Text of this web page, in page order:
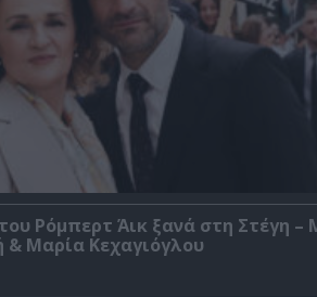
Ρόμπερτ Άικ ξανά στη Στέγη –
& Μαρία Κεχαγιόγλου